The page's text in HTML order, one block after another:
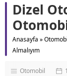
Dizel
Anasayfa »
Almalıyım
Otomobil